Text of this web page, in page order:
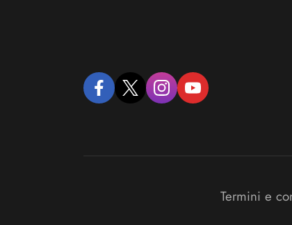
facebooktwitter instagramyoutube
Termini e